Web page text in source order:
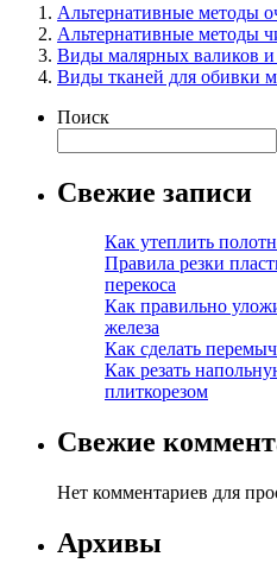
Альтернативные методы
Альтернативные методы
Виды малярных валиков
Виды тканей для обивки
Поиск
Свежие записи
Как утеплить
Правила резки
перекоса
Как правильно
железа
Как сделать
Как резать
плиткорезом
Свежие
Нет комментариев для
Архивы